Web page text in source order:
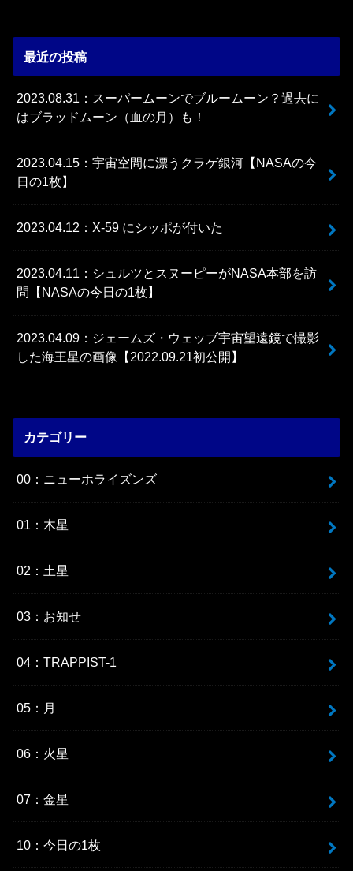
最近の投稿
2023.08.31：スーパームーンでブルームーン？過去に
はブラッドムーン（血の月）も！
2023.04.15：宇宙空間に漂うクラゲ銀河【NASAの今
日の1枚】
2023.04.12：X-59 にシッポが付いた
2023.04.11：シュルツとスヌーピーがNASA本部を訪
問【NASAの今日の1枚】
2023.04.09：ジェームズ・ウェッブ宇宙望遠鏡で撮影
した海王星の画像【2022.09.21初公開】
カテゴリー
00：ニューホライズンズ
01：木星
02：土星
03：お知せ
04：TRAPPIST-1
05：月
06：火星
07：金星
10：今日の1枚